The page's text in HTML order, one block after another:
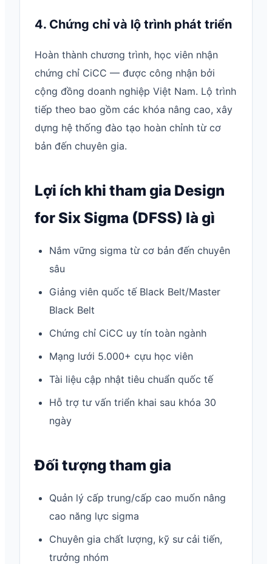
4. Chứng chỉ và lộ trình phát triển
Hoàn thành chương trình, học viên nhận
chứng chỉ CiCC — được công nhận bởi
cộng đồng doanh nghiệp Việt Nam. Lộ trình
tiếp theo bao gồm các khóa nâng cao, xây
dựng hệ thống đào tạo hoàn chỉnh từ cơ
bản đến chuyên gia.
Lợi ích khi tham gia Design
for Six Sigma (DFSS) là gì
Nắm vững sigma từ cơ bản đến chuyên
sâu
Giảng viên quốc tế Black Belt/Master
Black Belt
Chứng chỉ CiCC uy tín toàn ngành
Mạng lưới 5.000+ cựu học viên
Tài liệu cập nhật tiêu chuẩn quốc tế
Hỗ trợ tư vấn triển khai sau khóa 30
ngày
Đối tượng tham gia
Quản lý cấp trung/cấp cao muốn nâng
cao năng lực sigma
Chuyên gia chất lượng, kỹ sư cải tiến,
trưởng nhóm